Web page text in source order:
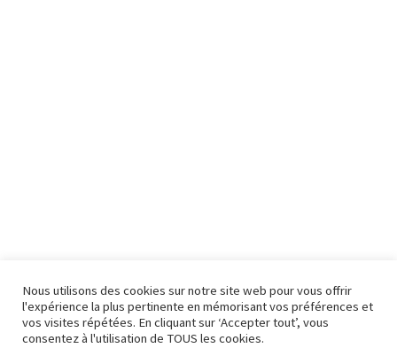
Nous utilisons des cookies sur notre site web pour vous offrir
l'expérience la plus pertinente en mémorisant vos préférences et
vos visites répétées. En cliquant sur ‘Accepter tout’, vous
consentez à l'utilisation de TOUS les cookies.